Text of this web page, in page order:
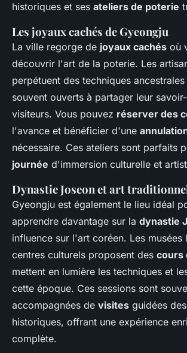
historiques et ses ateliers de poterie
Les joyaux cachés de Gyeongju
La ville regorge de joyaux cachés où
découvrir l'art de la poterie. Les
perpétuent des techniques
souvent ouverts à partager leur
visiteurs. Vous pouvez réserver des
l'avance et bénéficier d'une
nécessaire. Ces ateliers sont parfaits
journée d'immersion culturelle et
Dynastie Joseon et art
Gyeongju est également le lieu idéal
apprendre davantage sur la dynastie
influence sur l'art coréen. Les musées
centres culturels proposent des cours
mettent en lumière les techniques et
cette époque. Ces sessions sont
accompagnées de visites guidées
historiques, offrant une expérience
complète.